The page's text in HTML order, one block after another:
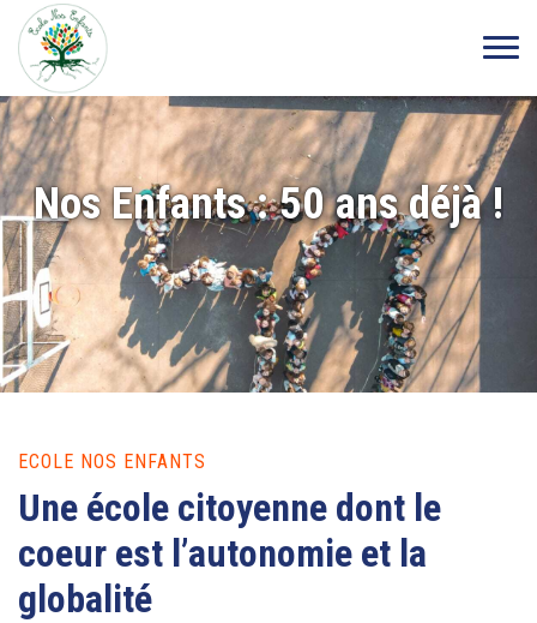
Nos Enfants : 50 ans déjà !
ECOLE NOS ENFANTS
Une école citoyenne dont le
coeur est l’autonomie et la
globalité